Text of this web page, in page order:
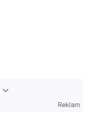
Reklam